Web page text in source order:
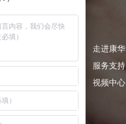
网站导航
走进康华
产品中心
服务支持
视频中心